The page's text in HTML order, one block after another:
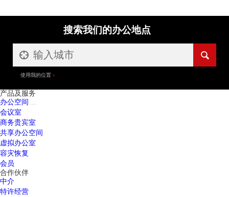
搜索我们的办公地点
使用我的位置
产品及服务
办公空间
会议室
商务贵宾室
共享办公空间
虚拟办公室
容灾恢复
会员
合作伙伴
中介
特许经营